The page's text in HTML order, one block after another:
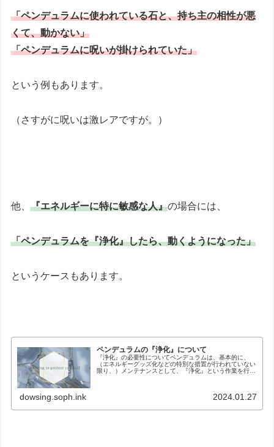
「ペンデュラムに使われている石と、持ち主の相性が悪
くて、動かない」
「ペンデュラムに呪いが掛けられていた」
という例もあります。
（さすがに呪いは激レアですが。）
他、『エネルギーに特に敏感な人』の場合には、
「ペンデュラムを『浄化』したら、動くようになった」
というケースもあります。
ペンデュラムの『浄化』について
『浄化』の必要性についてペンデュラムは、基本的に、
（エネルギーグッズ化などの特別な措置が行われていない
限り、）メンテナンスとして、『浄化』という作業を行う
dowsing.soph.ink 2024.01.27